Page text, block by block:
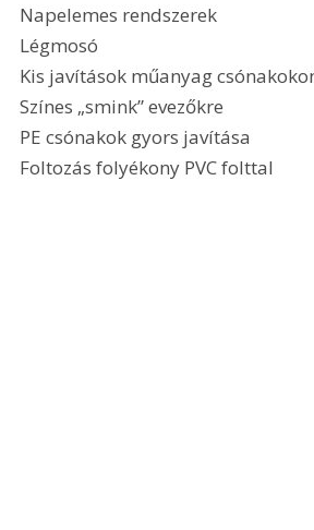
Napelemes rendszerek
Légmosó
Kis javítások műanyag
Színes „smink” evezőkre
PE csónakok gyors javítása
Foltozás folyékony PVC folttal